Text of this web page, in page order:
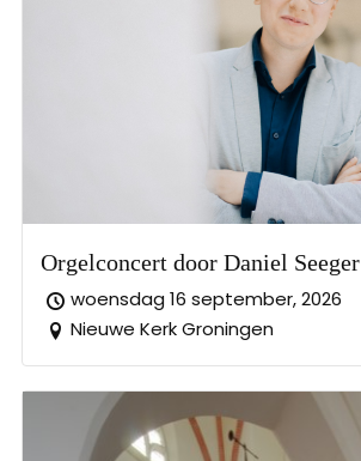
Orgelconcert door Daniel Seeger
woensdag 16 september, 2026
Nieuwe Kerk Groningen